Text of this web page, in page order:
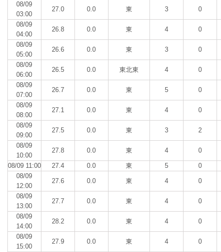
08/09
03:00
27.0 0.0 東 3 0
08/09
04:00
26.8 0.0 東 4 0
08/09
05:00
26.6 0.0 東 3 0
08/09
06:00
26.5 0.0 東北東 4 0
08/09
07:00
26.7 0.0 東 5 0
08/09
08:00
27.1 0.0 東 4 0
08/09
09:00
27.5 0.0 東 3 2
08/09
10:00
27.8 0.0 東 4 0
08/09 11:00 27.4 0.0 東 5
0
08/09
12:00
27.6 0.0 東 4 0
08/09
13:00
27.7 0.0 東 4 0
08/09
14:00
28.2 0.0 東 4 0
08/09
15:00
27.9 0.0 東 4 0